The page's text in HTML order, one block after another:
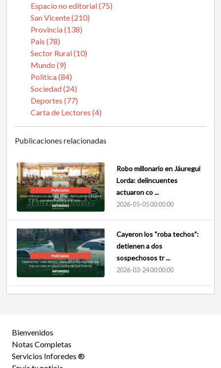
Espacio no editorial (75)
San Vicente (210)
Provincia (138)
Pais (78)
Sector Rural (10)
Mundo (9)
Politica (84)
Sociedad (24)
Deportes (77)
Carta de Lectores (4)
Publicaciones relacionadas
Robo millonario en Jáuregui
Lorda: delincuentes
actuaron co ...
2026-05-05 00:00:00
Cayeron los “roba techos”:
detienen a dos
sospechosos tr ...
2026-03-24 00:00:00
Bienvenidos
Notas Completas
Servicios Inforedes ®